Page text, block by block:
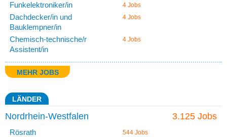
Funkelektroniker/in 4 Jobs
Dachdecker/in und
Bauklempner/in
4 Jobs
Chemisch-technische/r
Assistent/in
4 Jobs
MEHR JOBS
LÄNDER
3.125 Jobs
Nordrhein-Westfalen
Rösrath 544 Jobs